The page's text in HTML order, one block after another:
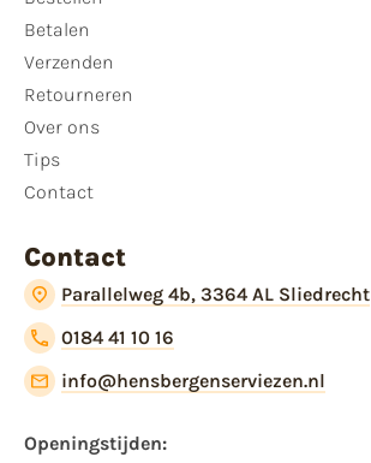
Betalen
Verzenden
Retourneren
Over ons
Tips
Contact
Contact
Parallelweg 4b, 3364 AL Sliedrecht
0184 41 10 16
info@hensbergenserviezen.nl
Openingstijden:​